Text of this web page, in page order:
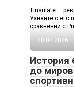
Tinsulate —
Узнайте о его
сравнении с
20.04.2026
История
до